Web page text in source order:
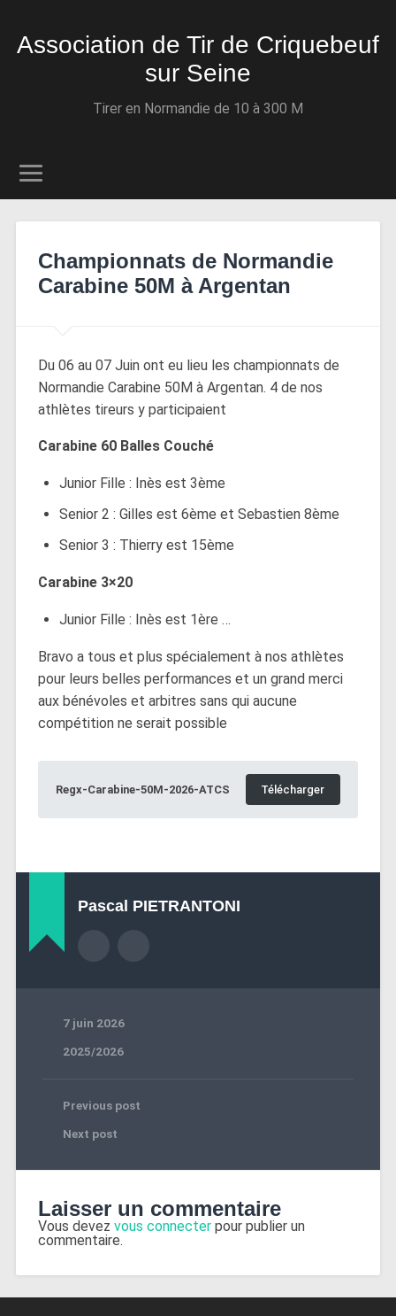
Association de Tir de Criquebeuf
sur Seine
Tirer en Normandie de 10 à 300 M
Championnats de Normandie
Carabine 50M à Argentan
Du 06 au 07 Juin ont eu lieu les championnats de
Normandie Carabine 50M à Argentan. 4 de nos
athlètes tireurs y participaient
Carabine 60 Balles Couché
Junior Fille : Inès est 3ème
Senior 2 : Gilles est 6ème et Sebastien 8ème
Senior 3 : Thierry est 15ème
Carabine 3×20
Junior Fille : Inès est 1ère …
Bravo a tous et plus spécialement à nos athlètes
pour leurs belles performances et un grand merci
aux bénévoles et arbitres sans qui aucune
compétition ne serait possible
Regx-Carabine-50M-2026-ATCS Télécharger
Pascal PIETRANTONI
7 juin 2026
2025/2026
Previous post
Next post
Laisser un commentaire
Vous devez vous connecterpour publier un
commentaire.